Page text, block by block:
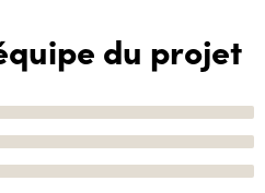
du projet